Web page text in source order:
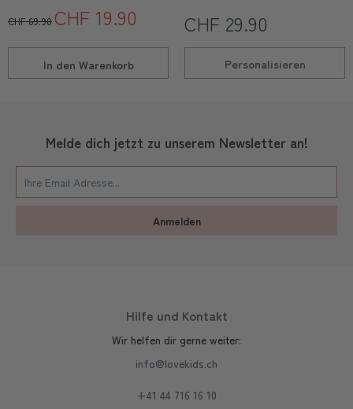
CHF 69.90CHF 19.90
In den Warenkorb
CHF 29.90
Personalisieren
Melde dich jetzt zu unserem Newsletter an!
Anmelden
Hilfe und Kontakt
Wir helfen dir gerne weiter:
info@lovekids.ch
+41 44 716 16 10